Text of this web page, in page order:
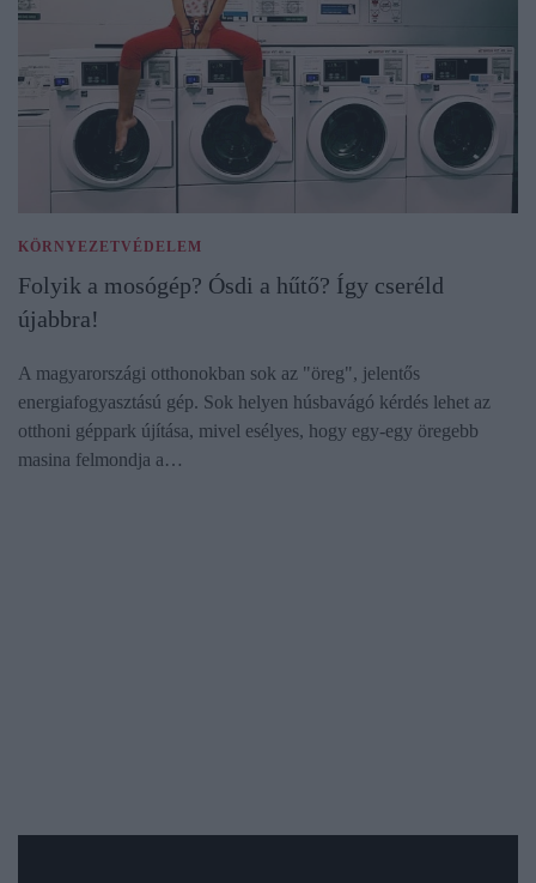
KÖRNYEZETVÉDELEM
Folyik a mosógép? Ósdi a hűtő? Így cseréld
újabbra!
A magyarországi otthonokban sok az "öreg", jelentős
energiafogyasztású gép. Sok helyen húsbavágó kérdés lehet az
otthoni géppark újítása, mivel esélyes, hogy egy-egy öregebb
masina felmondja a…